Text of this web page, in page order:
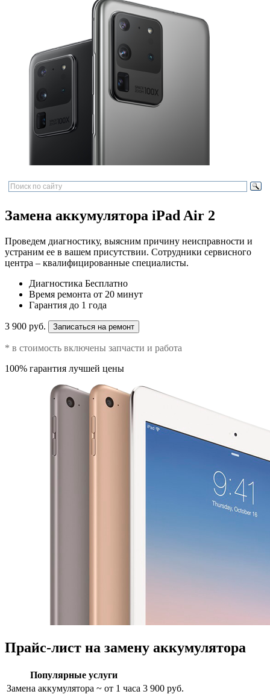
Замена аккумулятора iPad Air 2
Проведем диагностику, выясним причину неисправности и
устраним ее в вашем присутствии. Сотрудники сервисного
центра – квалифицированные специалисты.
Диагностика Бесплатно
Время ремонта от 20 минут
Гарантия до 1 года
3 900 руб. Записаться на ремонт
* в стоимость включены запчасти и работа
100% гарантия лучшей цены
Прайс-лист на замену аккумулятора
Популярные услуги
Замена аккумулятора ~ от 1 часа 3 900 руб.